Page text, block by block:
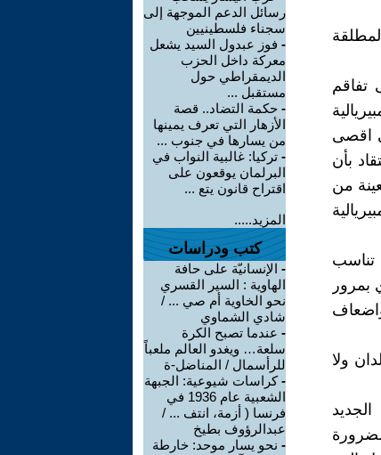
تفاقم
اقصى
بأن
من
تناسب
بمرور
ولا
رسائل الدعم الموجهة إلى
سجناء فلسطينيين
- فوز عبدول السيد يشعل
معركة داخل الحزب
الديمقراطي حول
مستقبل ...
- حكمة التضاد.. قصة
الأزهار التي تعرف يمينها
من يسارها في جنوب ...
- تركيا: غالبية النواب في
البرلمان يوقعون على
اقتراح قانون يتع ...
المزيد.....
كتب ودراسات
- الإنسانيّة على حافة
الهاوية : السير القسري
نحو الخاوية أم صي ... /
شادي الشماوي
- عندما تصبح الكرة
سلعة… ويغدو العالم ملعباً
للرأسمال / المناضل-ة
-كراسات شيوعية: الجبهة
الشعبية عام 1936 في
فرنسا ( أزمة، انتف ... /
عبدالرؤوف بطيخ
- نحو يسار موحد: خارطة